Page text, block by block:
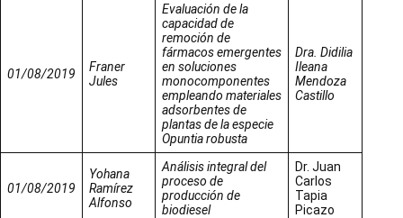
01/08/2019
Franer
Jules
Evaluación de la
capacidad de
remoción de
fármacos emergentes
en soluciones
monocomponentes
empleando materiales
adsorbentes de
plantas de la especie
Opuntia robusta
Dra. Didilia
Ileana
Mendoza
Castillo
01/08/2019
Yohana
Ramírez
Alfonso
Análisis integral del
proceso de
producción de
biodiesel
Dr. Juan
Carlos
Tapia
Picazo